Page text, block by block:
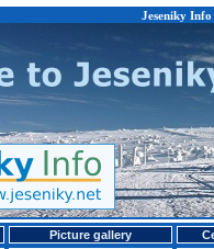
Jeseniky
Picture gallery